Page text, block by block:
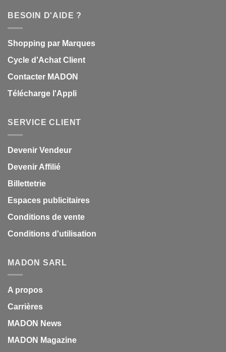
BESOIN D'AIDE ?
Shopping par Marques
Cycle d'Achat Client
Contacter MADON
Télécharge l'Appli
SERVICE CLIENT
Devenir Vendeur
Devenir Affilié
Billettetrie
Espaces publicitaires
Conditions de vente
Conditions d'utilisation
MADON SARL
A propos
Carrières
MADON News
MADON Magazine